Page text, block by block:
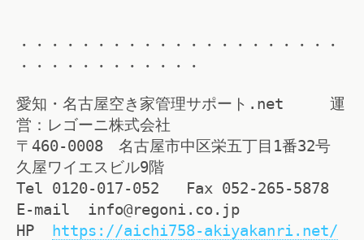
・・・・・・・・・・・・・・・・・・・・・
・・・・・・・・・・・・
愛知・名古屋空き家管理サポート.net 運
営：レゴーニ株式会社
〒460-0008 名古屋市中区栄五丁目1番32号
久屋ワイエスビル9階
Tel 0120-017-052 Fax 052-265-5878
E-mail info@regoni.co.jp
HP https://aichi758-akiyakanri.net/